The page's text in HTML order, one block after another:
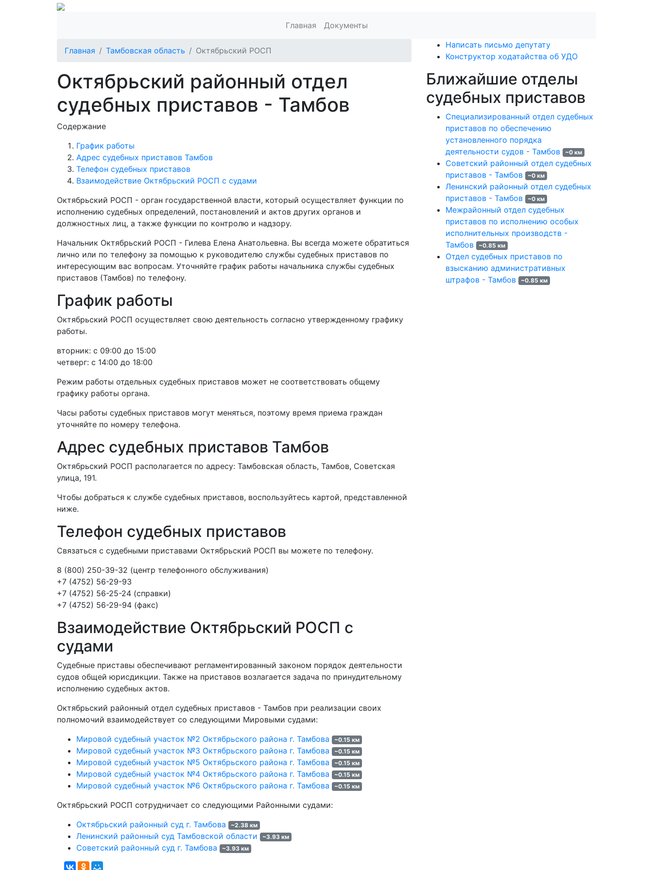
Главная Документы
Главная Тамбовская область Октябрьский РОСП
Октябрьский районный отдел
судебных приставов - Тамбов
Содержание
График работы
Адрес судебных приставов Тамбов
Телефон судебных приставов
Взаимодействие Октябрьский РОСП с судами
Октябрьский РОСП - орган государственной власти, который осуществляет функции по
исполнению судебных определений, постановлений и актов других органов и
должностных лиц, а также функции по контролю и надзору.
Начальник Октябрьский РОСП - Гилева Елена Анатольевна. Вы всегда можете обратиться
лично или по телефону за помощью к руководителю службы судебных приставов по
интересующим вас вопросам. Уточняйте график работы начальника службы судебных
приставов (Тамбов) по телефону.
График работы
Октябрьский РОСП осуществляет свою деятельность согласно утвержденному графику
работы.
вторник: с 09:00 до 15:00
четверг: с 14:00 до 18:00
Режим работы отдельных судебных приставов может не соответствовать общему
графику работы органа.
Часы работы судебных приставов могут меняться, поэтому время приема граждан
уточняйте по номеру телефона.
Адрес судебных приставов Тамбов
Октябрьский РОСП располагается по адресу: Тамбовская область, Тамбов, Советская
улица, 191.
Чтобы добраться к службе судебных приставов, воспользуйтесь картой, представленной
ниже.
Телефон судебных приставов
Связаться с судебными приставами Октябрьский РОСП вы можете по телефону.
8 (800) 250-39-32 (центр телефонного обслуживания)
+7 (4752) 56-29-93
+7 (4752) 56-25-24 (справки)
+7 (4752) 56-29-94 (факс)
Взаимодействие Октябрьский РОСП с
судами
Судебные приставы обеспечивают регламентированный законом порядок деятельности
судов общей юрисдикции. Также на приставов возлагается задача по принудительному
исполнению судебных актов.
Октябрьский районный отдел судебных приставов - Тамбов при реализации своих
полномочий взаимодействует со следующими Мировыми судами:
Мировой судебный участок №2 Октябрьского района г. Тамбова
~0.15 км
Мировой судебный участок №3 Октябрьского района г. Тамбова ~0.15 км
Мировой судебный участок №5 Октябрьского района г. Тамбова ~0.15 км
Мировой судебный участок №4 Октябрьского района г. Тамбова ~0.15 км
Мировой судебный участок №6 Октябрьского района г. Тамбова ~0.15 км
Октябрьский РОСП сотрудничает со следующими Районными судами:
Октябрьский районный суд г. Тамбова
~2.38 км
Ленинский районный суд Тамбовской области ~3.93 км
Советский районный суд г. Тамбова ~3.93 км
Написать письмо депутату
Конструктор ходатайства об УДО
Ближайшие отделы
судебных приставов
Специализированный отдел судебных
приставов по обеспечению
установленного порядка
деятельности судов - Тамбов
~0 км
Советский районный отдел судебных
приставов - Тамбов
~0 км
Ленинский районный отдел судебных
приставов - Тамбов
~0 км
Межрайонный отдел судебных
приставов по исполнению особых
исполнительных производств -
Тамбов
~0.85 км
Отдел судебных приставов по
взысканию административных
штрафов - Тамбов
~0.85 км